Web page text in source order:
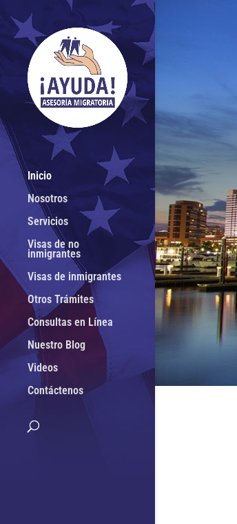
Inicio
Nosotros
Servicios
Visas de no
inmigrantes
Visas de inmigrantes
Otros Trámites
Consultas en Línea
Nuestro Blog
Videos
Contáctenos